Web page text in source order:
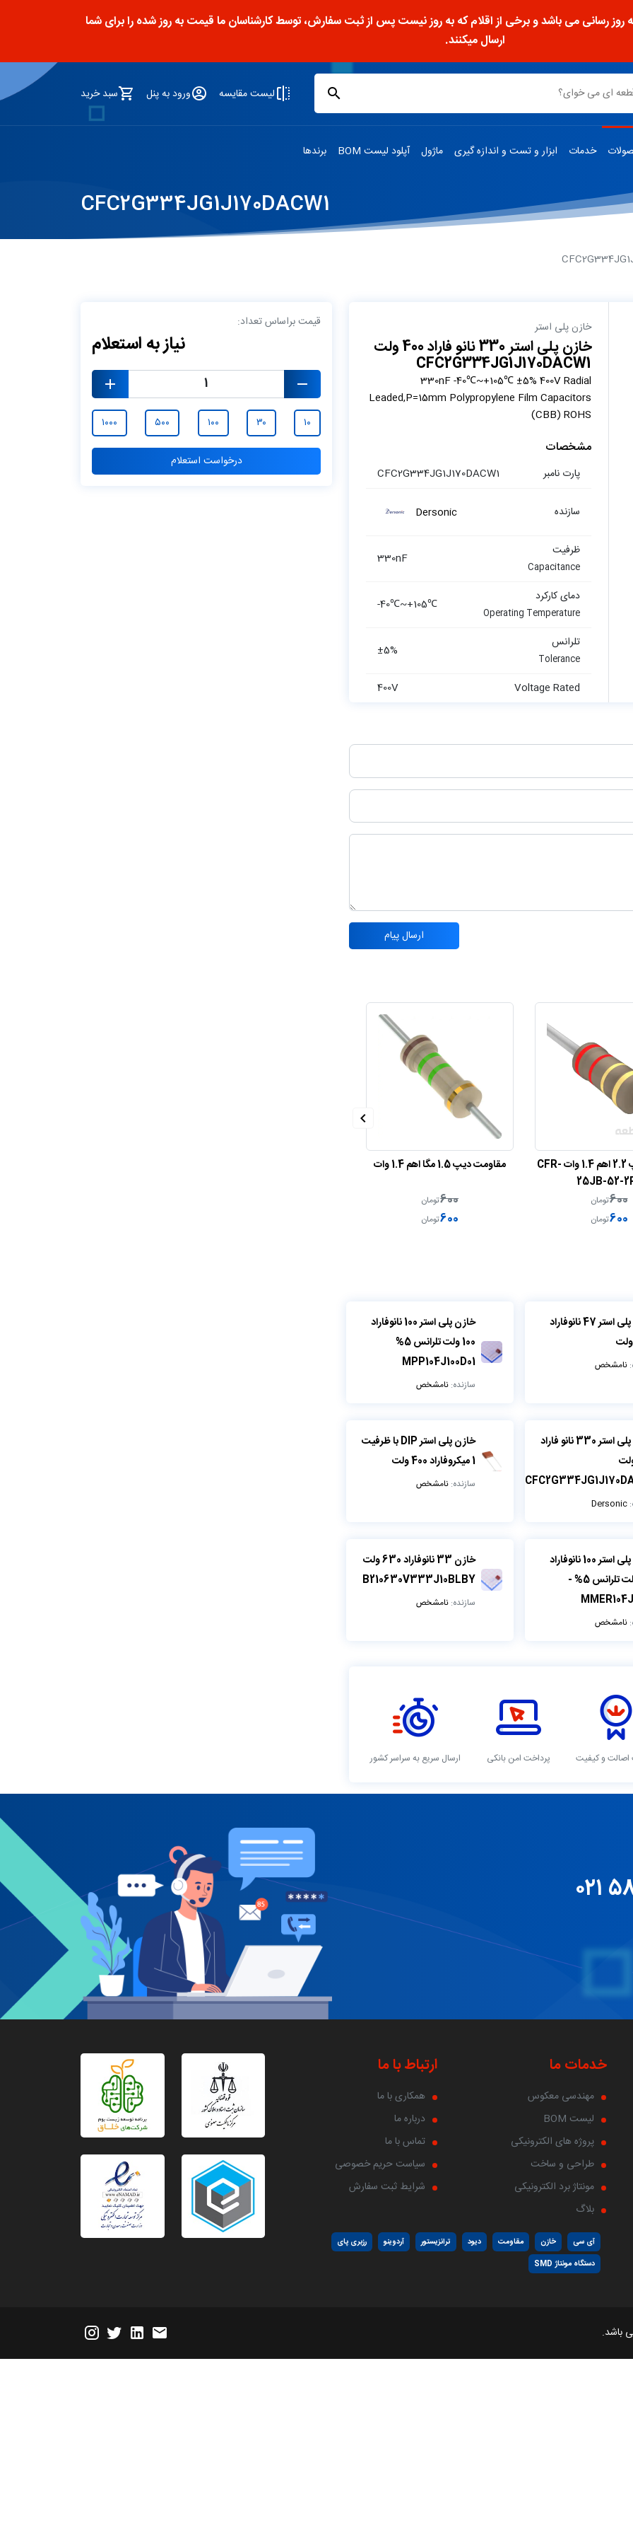
رسانی می باشد و برخی از اقلام که به روز نیست پس از ثبت سفارش، توسط کارشناسان ما قیمت به روز شده را برای شما
ارسال میکنند.
لیست مقایسه ورود به پنل سبد خرید
خدمات ابزار و تست و اندازه گیری ماژول آپلود لیست BOM برندها
CFC2G334JG1J170DACW1
خازن پلی استر
خازن پلی استر 330 نانو فاراد 400 ولت
CFC2G334JG1J170DACW1
330nF -40℃~+105℃ ±5% 400V Radial
Leaded,P=15mm Polypropylene Film Capacitors
(CBB) ROHS
مشخصات
پارت نامبر CFC2G334JG1J170DACW1
سازنده Dersonic
ظرفیت
Capacitance
330nF
دمای کارکرد
Operating Temperature
-40℃~+105℃
تلرانس
Tolerance
±5%
Voltage Rated
400V
قیمت براساس تعداد:
نیاز به استعلام
۱۰ ۳۰ ۱۰۰ ۵۰۰ ۱۰۰۰
درخواست استعلام
ارسال پیام
وات
600تومان
600تومان
مقاومت دیپ 120 کیلو اهم 1.4 وات
600تومان
600تومان
خازن پلی استر 47 نانوفاراد
نامشخص
خازن پلی استر 100 نانوفاراد
100 ولت تلرانس 5%
MPP104J100D01
سازنده:نامشخص
خازن پلی استر 330 نانو فاراد
ولت
Dersonic
خازن پلی استر DIP با ظرفیت
1 میکروفاراد 400 ولت
سازنده:نامشخص
خازن پلی استر 100 نانوفاراد
100 ولت تلرانس 5% -
نامشخص
خازن 33 نانوفاراد 630 ولت
B210630V333J10BLBY
سازنده:نامشخص
و کیفیت پرداخت امن بانکی ارسال سریع به سراسر کشور
خدمات ما
مهندسی معکوس
لیست BOM
پروژه های الکترونیکی
طراحی و ساخت
مونتاژ برد الکترونیکی
بلاگ
ارتباط با ما
همکاری با ما
درباره ما
تماس با ما
سیاست حریم خصوصی
شرایط ثبت سفارش
آی سی خازن مقاومت دیود ترانزیستور آردوینو
رزبری پای
دستگاه مونتاژ SMD
باشد.